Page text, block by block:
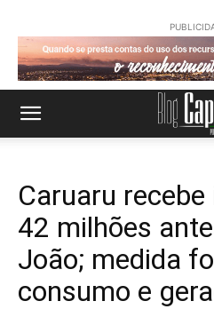
Caruaru
42 milhões
João; medida
consumo e